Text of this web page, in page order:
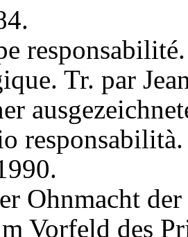
Tr. par
responsabilità.
Ohnmacht
Vorfeld des